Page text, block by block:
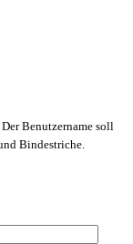
Der Benutzername soll
Bindestriche.